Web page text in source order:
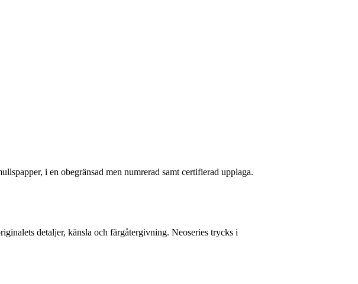
i en obegränsad men numrerad samt certifierad upplaga.
detaljer, känsla och färgåtergivning. Neoseries trycks i